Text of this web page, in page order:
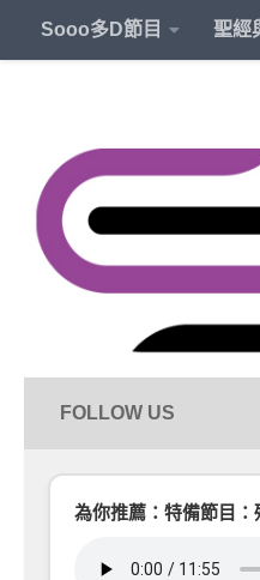
Sooo多D節目 聖經
為你推薦：特備節目：